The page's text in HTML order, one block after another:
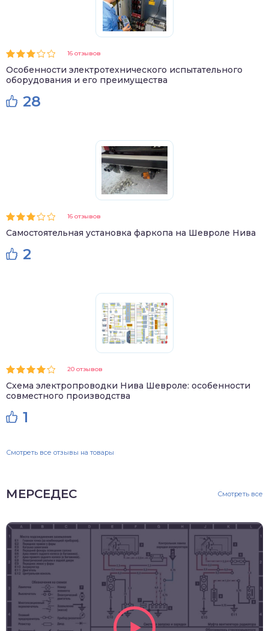
16 отзывов
Особенности электротехнического испытательного
оборудования и его преимущества
28
16 отзывов
Самостоятельная установка фаркопа на Шевроле Нива
2
20 отзывов
Схема электропроводки Нива Шевроле: особенности
совместного производства
1
Смотреть все отзывы на товары
МЕРСЕДЕС Смотреть все